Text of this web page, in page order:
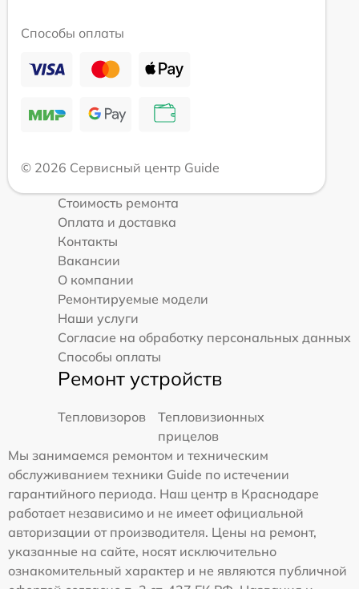
Способы оплаты
© 2026 Сервисный центр Guide
Стоимость ремонта
Оплата и доставка
Контакты
Вакансии
О компании
Ремонтируемые модели
Наши услуги
Согласие на обработку персональных данных
Способы оплаты
Ремонт устройств
Тепловизоров
Тепловизионных
прицелов
Мы занимаемся ремонтом и техническим
обслуживанием техники Guide по истечении
гарантийного периода. Наш центр в Краснодаре
работает независимо и не имеет официальной
авторизации от производителя. Цены на ремонт,
указанные на сайте, носят исключительно
ознакомительный характер и не являются публичной